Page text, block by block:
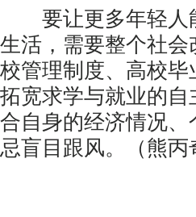
要让更多年轻人
生活，需要整个社
校管理制度、高校
拓宽求学与就业的
合自身的经济情况
忌盲目跟风。（熊丙